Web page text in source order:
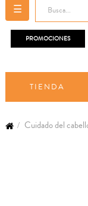
Navegación
de
palanca
☰
PROMOCIONES
TIENDA
Cuidado del